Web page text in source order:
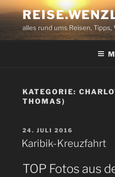
Zum
Inhalt
springenalles rund ums Reisen,
KATEGORIE:
THOMAS)
VERÖFFENTLICHT
AM
24. JULI 2016
Karibik-Kreuzfahrt
TOP Fotos aus